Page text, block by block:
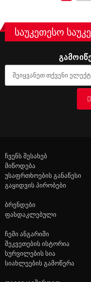
საუკეთესო
ჩვენს შესახებ
მიწოდება
უსაფრთხოების განაწესი
გაყიდვის პირობები
ბრენდები
ფასდაკლებული
ჩემი ანგარიში
შეკვეთების ისტორია
სურვილების სია
სიახლეების გამოწერა